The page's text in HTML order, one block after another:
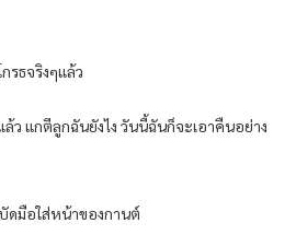
รธจริงๆแล้ว
ว แกตีลูกฉันยังไง วันนี้ฉันก็จะเอาคืนอย่าง
มือใส่หน้าของกานต์